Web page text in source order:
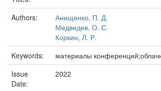
Authors:
Анищенко, П. Д.
Медведев, О. С.
Коркин, Л. Р.
Keywords:
материалы
Issue
Date:
2022